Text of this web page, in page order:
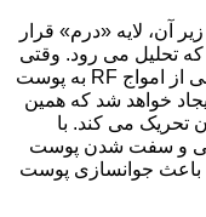
آن، لایه «درم» قرار
که تحلیل می رود. وقتی
دستگاه آر اف روشن می شود و انرژی ناشی از امواج RF به پوست
خواهد شد که همین
تحریک می کند. با
و سفت شدن پوست
باعث جوانسازی پوست